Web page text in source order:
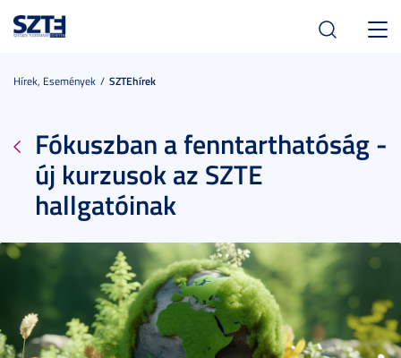
Hírek, Események SZTEhírek
Fókuszban a fenntarthatóság -
új kurzusok az SZTE
hallgatóinak